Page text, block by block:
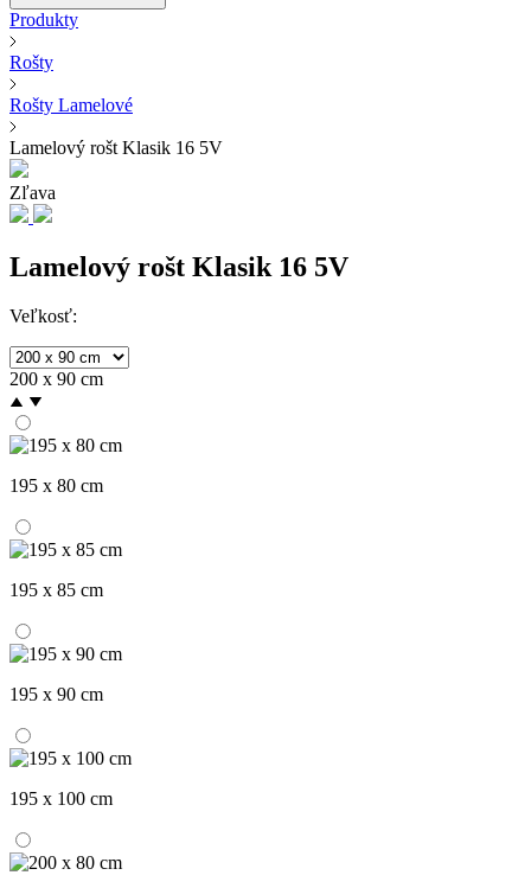
Produkty
Rošty
Rošty Lamelové
Lamelový rošt Klasik 16 5V
Zľava
Lamelový rošt Klasik 16 5V
Veľkosť:
200 x 90 cm
195 x 80 cm
195 x 85 cm
195 x 90 cm
195 x 100 cm